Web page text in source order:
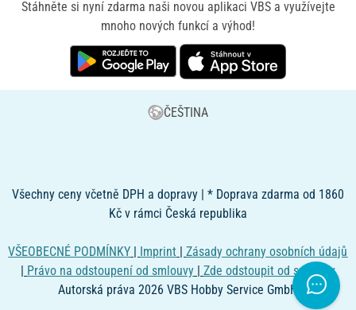
Stáhněte si nyní zdarma naši novou aplikaci VBS a využívejte
mnoho nových funkcí a výhod!
ČEŠTINA
Všechny ceny včetně DPH a dopravy | * Doprava zdarma od 1860
Kč v rámci Česká republika
VŠEOBECNÉ PODMÍNKY | Imprint |Zásady ochrany osobních údajů
| Právo na odstoupení od smlouvy| Zde odstoupit od smlouvy
Autorská práva 2026 VBS Hobby Service GmbH